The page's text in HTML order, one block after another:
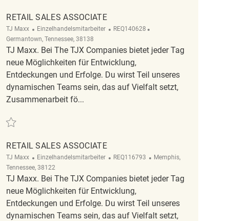
RETAIL SALES ASSOCIATE
TJ Maxx Kategorie
Einzelhandelsmitarbeiter ReqId
REQ140628
Germantown, Tennessee, 38138
TJ Maxx. Bei The TJX Companies bietet jeder Tag
neue Möglichkeiten für Entwicklung,
Entdeckungen und Erfolge. Du wirst Teil unseres
dynamischen Teams sein, das auf Vielfalt setzt,
Zusammenarbeit fö...
RETAIL SALES ASSOCIATE
TJ Maxx Kategorie
Einzelhandelsmitarbeiter ReqId
REQ116793 Ort
Memphis,
Tennessee, 38122
TJ Maxx. Bei The TJX Companies bietet jeder Tag
neue Möglichkeiten für Entwicklung,
Entdeckungen und Erfolge. Du wirst Teil unseres
dynamischen Teams sein, das auf Vielfalt setzt,